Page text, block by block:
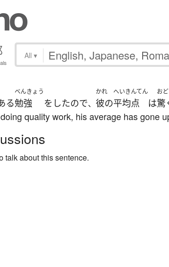
All ▾
る
べんきょう
勉強 を したので、
かれ
彼の
へいきんてん
平均点 は
お
驚
quality work, his average has gone
talk about this sentence.